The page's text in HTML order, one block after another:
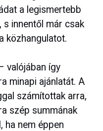
a legismertebb
s innentől már csak
közhangulatot.
valójában így
minapi ajánlatát. A
számítottak arra,
szép summának
ha nem éppen